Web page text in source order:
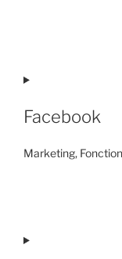
youtube
Facebook
Marketing,
facebook